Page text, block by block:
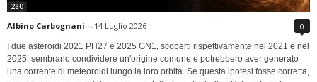
280
Albino Carbognani - 14 Luglio 2026 0
I due asteroidi 2021 PH27 e 2025 GN1, scoperti rispettivamente nel 2021 e nel
2025, sembrano condividere un'origine comune e potrebbero aver generato
una corrente di meteoroidi lungo la loro orbita. Se questa ipotesi fosse corretta,